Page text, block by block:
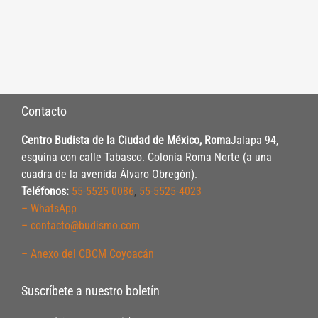
Contacto
Centro Budista de la Ciudad de México, RomaJalapa 94,
esquina con calle Tabasco. Colonia Roma Norte (a una
cuadra de la avenida Álvaro Obregón).
Teléfonos: 55-5525-0086, 55-5525-4023
– WhatsApp
– contacto@budismo.com
– Anexo del CBCM Coyoacán
Suscríbete a nuestro boletín